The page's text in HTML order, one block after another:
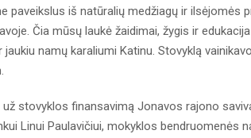
paveikslus iš natūralių medžiagų ir ilsėjomės
Čia mūsų laukė žaidimai, žygis ir
jaukiu namų karaliumi Katinu. Stovyklą
už stovyklos finansavimą Jonavos rajono
Linui Paulavičiui, mokyklos bendruomenės